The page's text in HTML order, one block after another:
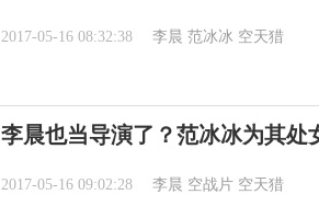
2017-05-16 08:32:38 李晨 范冰冰 空天猎
李晨也当导演了？范冰冰为其处
2017-05-16 09:02:28 李晨 空战片 空天猎